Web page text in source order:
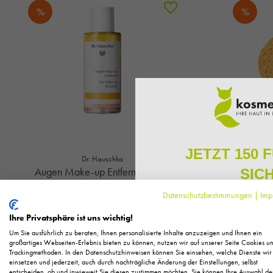
%
Dr. Hauschka
Augen Make-up Entferner 75 ml
24,00 € UVP des Herstellers**
256,00 €* / 1 Liter
+ 19 Fuchstaler
Sofort verfügbar
%
JETZT 150
Melden Sie sich zu
regelmäßig exklusive
Pflege, neue Produkte
Als kleines Dankeschön für
Ihnen150 Fuchstaler*, die
Einkauf
Datenschutzbestimmungen |
Ihre Privatsphäre ist uns wichtig!
Um Sie ausführlich zu beraten, Ihnen personalisierte Inhalte anzuzeigen und Ihnen ein
großartiges Webseiten-Erlebnis bieten zu können, nutzen wir auf unserer Seite Cookies
Trackingmethoden. In den Datenschutzhinweisen können Sie einsehen, welche Dienste wir
einsetzen und jederzeit, auch durch nachträgliche Änderung der Einstellungen, selbst